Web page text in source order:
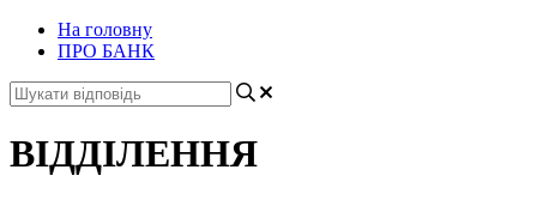
На головну
ПРО БАНК
ВІДДІЛЕННЯ